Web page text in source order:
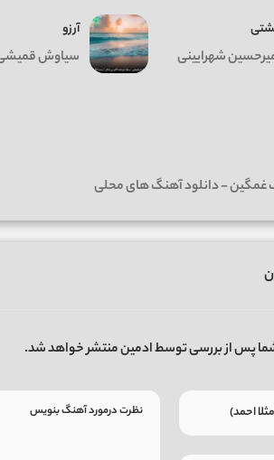
شهرایینی
آرزو
سیاوش
غمگین-دانلود آهنگ های محلی
پس از بررسی توسط ادمین منتشر خواهد شد.